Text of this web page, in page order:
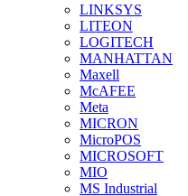
LINKSYS
LITEON
LOGITECH
MANHATTAN
Maxell
McAFEE
Meta
MICRON
MicroPOS
MICROSOFT
MIO
MS Industrial